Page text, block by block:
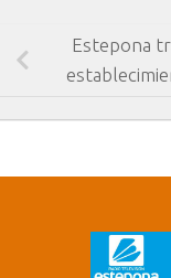
Estepona